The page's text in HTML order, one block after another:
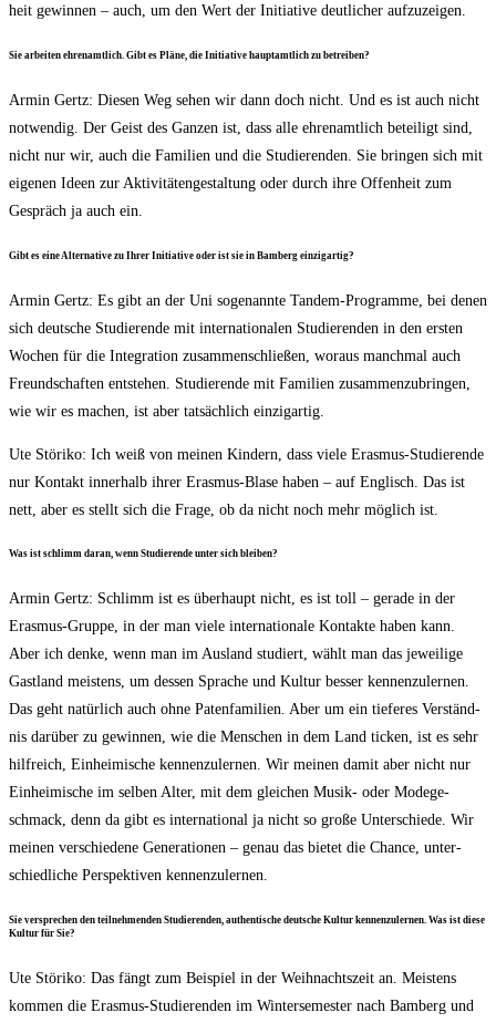
heit gewin­nen – auch, um den Wert der Initia­ti­ve deut­li­cher aufzuzeigen.
Sie arbei­ten ehren­amt­lich. Gibt es Plä­ne, die Initia­ti­ve haupt­amt­lich zu betreiben?
Armin Gertz: Die­sen Weg sehen wir dann doch nicht. Und es ist auch nicht
not­wen­dig. Der Geist des Gan­zen ist, dass alle ehren­amt­lich betei­ligt sind,
nicht nur wir, auch die Fami­li­en und die Stu­die­ren­den. Sie brin­gen sich mit
eige­nen Ideen zur Akti­vi­tä­ten­ge­stal­tung oder durch ihre Offen­heit zum
Gespräch ja auch ein.
Gibt es eine Alter­na­ti­ve zu Ihrer Initia­ti­ve oder ist sie in Bam­berg einzigartig?
Armin Gertz: Es gibt an der Uni soge­nann­te Tan­dem-Pro­gram­me, bei denen
sich deut­sche Stu­die­ren­de mit inter­na­tio­na­len Stu­die­ren­den in den ers­ten
Wochen für die Inte­gra­ti­on zusam­men­schlie­ßen, wor­aus manch­mal auch
Freund­schaf­ten ent­ste­hen. Stu­die­ren­de mit Fami­li­en zusam­men­zu­brin­gen,
wie wir es machen, ist aber tat­säch­lich einzigartig.
Ute Stö­ri­ko: Ich weiß von mei­nen Kin­dern, dass vie­le Eras­mus-Stu­die­ren­de
nur Kon­takt inner­halb ihrer Eras­mus-Bla­se haben – auf Eng­lisch. Das ist
nett, aber es stellt sich die Fra­ge, ob da nicht noch mehr mög­lich ist.
Was ist schlimm dar­an, wenn Stu­die­ren­de unter sich bleiben?
Armin Gertz: Schlimm ist es über­haupt nicht, es ist toll – gera­de in der
Eras­mus-Grup­pe, in der man vie­le inter­na­tio­na­le Kon­tak­te haben kann.
Aber ich den­ke, wenn man im Aus­land stu­diert, wählt man das jewei­li­ge
Gast­land meis­tens, um des­sen Spra­che und Kul­tur bes­ser ken­nen­zu­ler­nen.
Das geht natür­lich auch ohne Paten­fa­mi­li­en. Aber um ein tie­fe­res Ver­ständ­
nis dar­über zu gewin­nen, wie die Men­schen in dem Land ticken, ist es sehr
hilf­reich, Ein­hei­mi­sche ken­nen­zu­ler­nen. Wir mei­nen damit aber nicht nur
Ein­hei­mi­sche im sel­ben Alter, mit dem glei­chen Musik- oder Mode­ge­
schmack, denn da gibt es inter­na­tio­nal ja nicht so gro­ße Unter­schie­de. Wir
mei­nen ver­schie­de­ne Gene­ra­tio­nen – genau das bie­tet die Chan­ce, unter­
schied­li­che Per­spek­ti­ven kennenzulernen.
Sie ver­spre­chen den teil­neh­men­den Stu­die­ren­den, authen­ti­sche deut­sche Kul­tur ken­nen­zu­ler­nen. Was ist die­se
Kul­tur für Sie?
Ute Stö­ri­ko: Das fängt zum Bei­spiel in der Weih­nachts­zeit an. Meis­tens
kom­men die Eras­mus-Stu­die­ren­den im Win­ter­se­mes­ter nach Bam­berg und